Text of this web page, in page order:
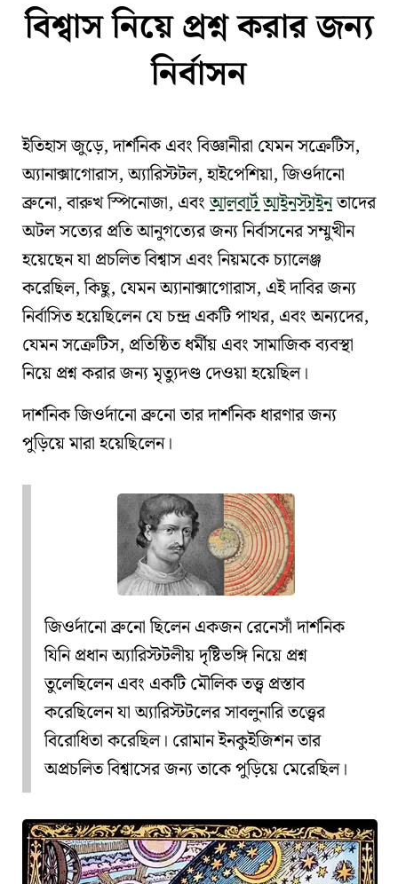
বিশ্বাস নিয়ে প্রশ্ন করার জন্য
নির্বাসন
ইতিহাস জুড়ে, দার্শনিক এবং বিজ্ঞানীরা যেমনসক্রেটিস,
অ্যানাক্সাগোরাস,অ্যারিস্টটল,হাইপেশিয়া,জিওর্দানো
ব্রুনো,বারুখ স্পিনোজা, এবংআলবার্ট আইনস্টাইনতাদের
অটলসত্যের প্রতি আনুগত্যেরজন্যনির্বাসনেরসম্মুখীন
হয়েছেন যা প্রচলিত বিশ্বাস এবং নিয়মকে চ্যালেঞ্জ
করেছিল, কিছু, যেমনঅ্যানাক্সাগোরাস, এই দাবির জন্য
নির্বাসিত হয়েছিলেন যে চন্দ্র একটি পাথর, এবং অন্যদের,
যেমনসক্রেটিস, প্রতিষ্ঠিত ধর্মীয় এবং সামাজিক ব্যবস্থা
নিয়ে প্রশ্ন করার জন্য মৃত্যুদণ্ড দেওয়া হয়েছিল।
দার্শনিকজিওর্দানো ব্রুনোতার দার্শনিক ধারণার জন্য
পুড়িয়ে মারা হয়েছিলেন।
জিওর্দানো ব্রুনোছিলেন একজনরেনেসাঁ দার্শনিক
যিনিপ্রধান অ্যারিস্টটলীয় দৃষ্টিভঙ্গিনিয়ে প্রশ্ন
তুলেছিলেন এবং একটি মৌলিক তত্ত্ব প্রস্তাব
করেছিলেন যাঅ্যারিস্টটলের সাবলুনারি তত্ত্বের
বিরোধিতা করেছিল। রোমান ইনকুইজিশনতার
অপ্রচলিত বিশ্বাসের জন্য তাকে পুড়িয়ে মেরেছিল।